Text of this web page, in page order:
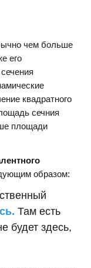
чем больше
его
квадратного
сечния
площади
образом:
Там есть
будет здесь,